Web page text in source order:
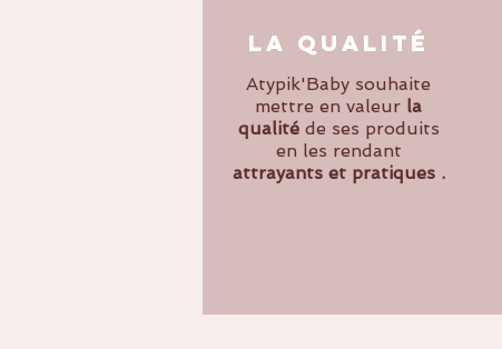
la qualité
Atypik'Baby souhaite
mettre en valeur la
qualitéde ses produits
en les rendant
attrayants et pratiques .